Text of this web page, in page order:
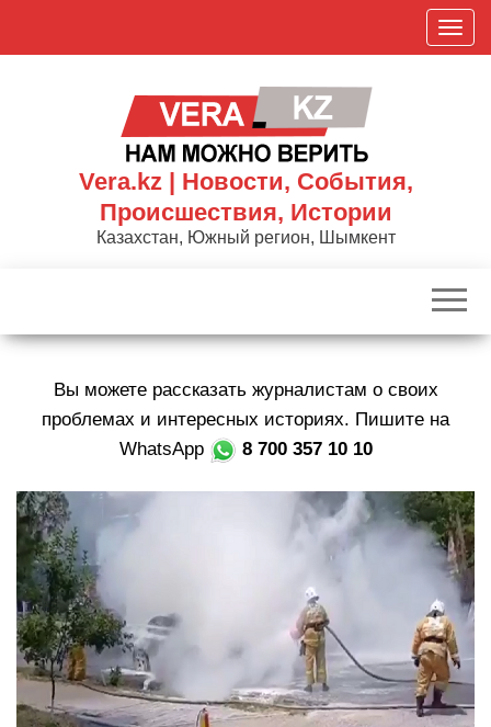
П
о
к
р
в
и
г
а
и
ю
Vera.kz | Новости, События,
Происшествия, Истории
Казахстан, Южный регион, Шымкент
Вы можете рассказать журналистам о своих
проблемах и интересных историях. Пишите на
WhatsApp
8 700 357 10 10